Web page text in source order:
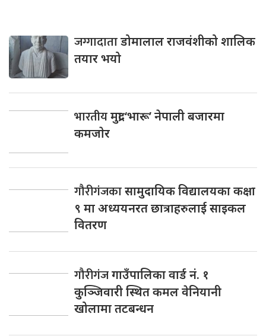
जग्गादाताडोमालाल राजवंशीको शालिक
तयार भयो
भारतीयमुद्रा ‘भारू’ नेपाली बजारमा
कमजाेर
गौरीगंजकासामुदायिक विद्यालयका कक्षा
९ मा अध्ययनरत छात्राहरुलाई साइकल
वितरण
गौरीगंजगाउँपालिका वार्ड नं. १
कुञ्जिवारी स्थित कमल वेनियानी
खोलामा तटबन्धन